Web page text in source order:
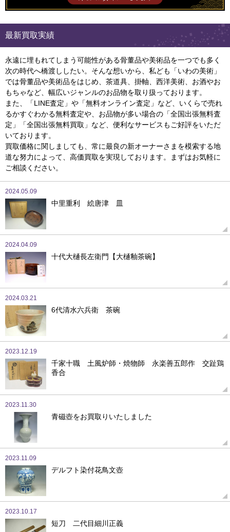
最新買取実績
永遠に埋もれてしまう可能性がある骨董品や美術品を一つでも多く
次の時代へ橋渡ししたい。そんな想いから、私ども「いわの美術」
では骨董品や美術品をはじめ、茶道具、掛軸、西洋美術、お酒やお
もちゃなど、幅広いジャンルのお品物を取り扱っております。
また、「LINE査定」や「無料オンライン査定」など、いくらで売れ
るかすぐわかる無料査定や、お品物が多い場合の「全国出張無料査
定」「全国出張無料買取」など、便利なサービスもご好評をいただ
いております。
買取価格に関しましても、常に最良の新オーナーさまを模索する地
道な努力によって、高価買取を実現しております。まずはお気軽に
ご相談ください。
2024.05.09
中里重利 絵唐津 皿
2024.04.09
十代大樋長左衛門【大樋釉茶碗】
2024.03.21
6代清水六兵衛 茶碗
2023.12.19
千家十職 土風炉師・焼物師 永楽善五郎作 交趾鶏
香合
2023.11.30
青磁壺をお買取りいたしました
2023.11.09
デルフト染付花鳥文壺
2023.10.17
短刀 二代目細川正義